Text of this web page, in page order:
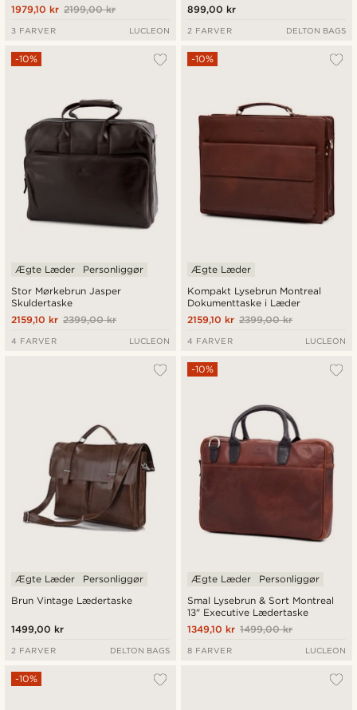
2199,00 kr
1979,10 kr
3 FARVER LUCLEON
899,00 kr
2 FARVER DELTON BAGS
Stor Mørkebrun Jasper
Skuldertaske
-10%
Ægte Læder Personliggør
2399,00 kr
2159,10 kr
4 FARVER LUCLEON
Kompakt Lysebrun Montreal
Dokumenttaske i Læder
-10%
Ægte Læder
2399,00 kr
2159,10 kr
4 FARVER LUCLEON
Brun Vintage Lædertaske
Ægte Læder Personliggør
1499,00 kr
2 FARVER DELTON BAGS
Smal Lysebrun & Sort Montreal
13" Executive Lædertaske
-10%
Ægte Læder Personliggør
1499,00 kr
1349,10 kr
8 FARVER LUCLEON
-10%